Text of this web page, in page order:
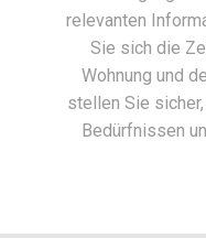
relevanten
Sie sich die
Wohnung und
stellen Sie
Bedürfnissen